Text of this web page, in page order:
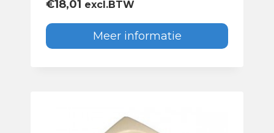
€18,01 excl.BTW
Meer informatie